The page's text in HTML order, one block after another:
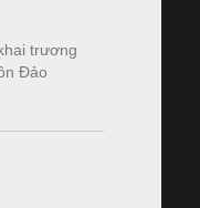
trương
Đảo